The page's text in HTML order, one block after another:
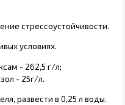
стрессоустойчивости.
условиях.
- 262,5 г/л;
- 25г/л.
развести в 0,25 л воды.